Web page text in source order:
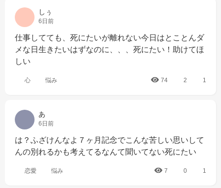
しぅ
6日前
仕事してても、死にたいが離れない今日はとことんダ
メな日生きたいはずなのに、、、死にたい！助けてほ
しい
心 悩み 74 2 1
あ
6日前
は？ふざけんなよ７ヶ月記念でこんな苦しい思いして
んの別れるかも考えてるなんて聞いてない死にたい
恋愛 悩み 7 0 1